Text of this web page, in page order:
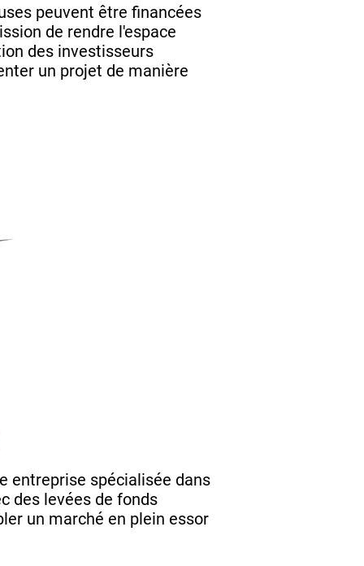
peuvent être financées
de rendre l'espace
des investisseurs
un projet de manière
entreprise spécialisée dans
des levées de fonds
un marché en plein essor